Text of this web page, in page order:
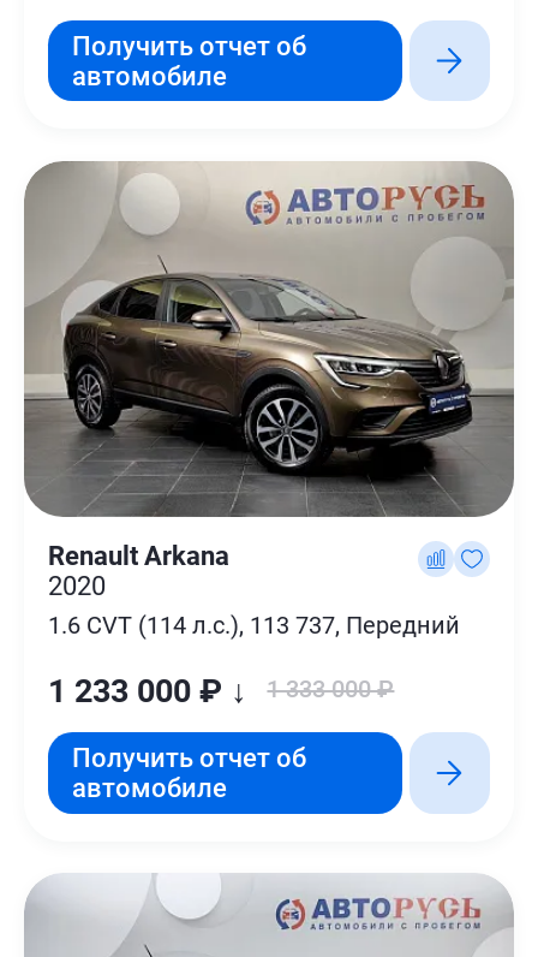
Получить отчет об
автомобиле
Renault Arkana
2020
1.6 CVT (114 л.с.), 113 737, Передний
1 233 000 ₽ ↓ 1 333 000 ₽
Получить отчет об
автомобиле